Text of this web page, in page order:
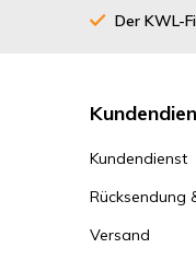
Der KWL-
Kundendienst
Rücksendung
Versand